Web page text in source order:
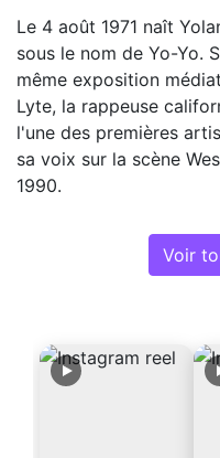
Le 4 août 1971 naît
sous le nom de Yo-Yo.
même exposition
Lyte, la rappeuse
l'une des premières
sa voix sur la scène
1990.
Voir